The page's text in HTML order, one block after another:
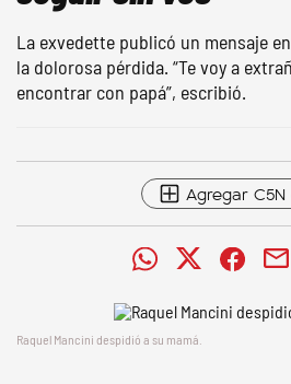
La exvedette publicó un mensaje
la dolorosa pérdida. “Te voy a
encontrar con papá”, escribió.
Agregar C5N
Raquel Mancini despidió a su mamá.